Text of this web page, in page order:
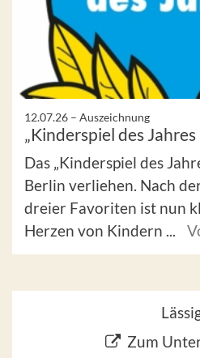
12.07.26 – Auszeichnung
„Kinderspiel des Jahres
Das „Kinderspiel des
Berlin verliehen. Nach
dreier Favoriten ist nun
Herzen von Kindern ...
Zum